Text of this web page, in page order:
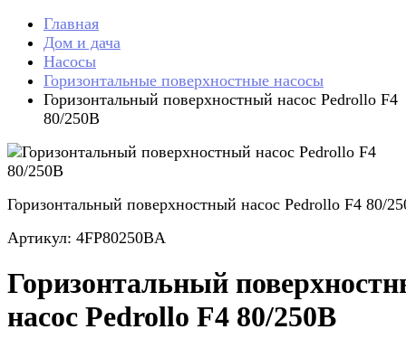
Главная
Дом и дача
Насосы
Горизонтальные поверхностные насосы
Горизонтальный поверхностный насос Pedrollo F4
80/250B
Горизонтальный поверхностный насос Pedrollo F4 80/
Артикул: 4FP80250BA
Горизонтальный
насос Pedrollo F4 80/250B